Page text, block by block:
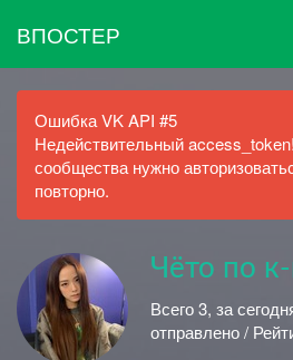
ВПОСТЕР
Ошибка VK API #5
Недействительный
сообщества нужно
повторно.
Чёто по
Всего 3, за
отправлено /